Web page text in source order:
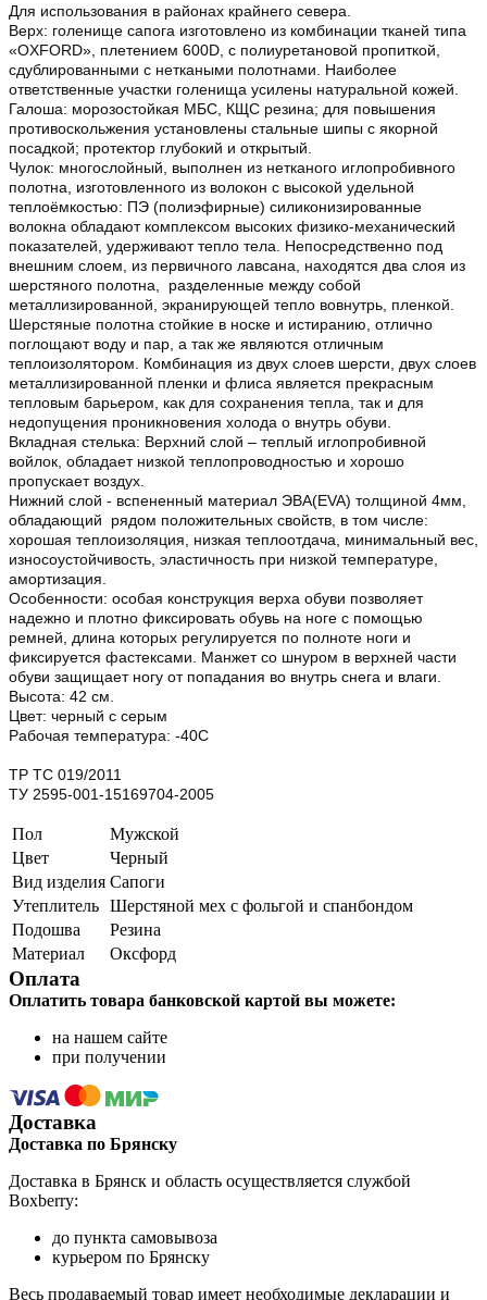
Для использования в районах крайнего севера.
Верх: голенище сапога изготовлено из комбинации тканей типа
«OXFORD», плетением 600D, с полиуретановой пропиткой,
сдублированными с неткаными полотнами. Наиболее
ответственные участки голенища усилены натуральной кожей.
Галоша: морозостойкая МБС, КЩС резина; для повышения
противоскольжения установлены стальные шипы с якорной
посадкой; протектор глубокий и открытый.
Чулок: многослойный, выполнен из нетканого иглопробивного
полотна, изготовленного из волокон с высокой удельной
теплоёмкостью: ПЭ (полиэфирные) силиконизированные
волокна обладают комплексом высоких физико-механический
показателей, удерживают тепло тела. Непосредственно под
внешним слоем, из первичного лавсана, находятся два слоя из
шерстяного полотна, разделенные между собой
металлизированной, экранирующей тепло вовнутрь, пленкой.
Шерстяные полотна стойкие в носке и истиранию, отлично
поглощают воду и пар, а так же являются отличным
теплоизолятором. Комбинация из двух слоев шерсти, двух слоев
металлизированной пленки и флиса является прекрасным
тепловым барьером, как для сохранения тепла, так и для
недопущения проникновения холода о внутрь обуви.
Вкладная стелька: Верхний слой – теплый иглопробивной
войлок, обладает низкой теплопроводностью и хорошо
пропускает воздух.
Нижний слой - вспененный материал ЭВА(EVA) толщиной 4мм,
обладающий рядом положительных свойств, в том числе:
хорошая теплоизоляция, низкая теплоотдача, минимальный вес,
износоустойчивость, эластичность при низкой температуре,
амортизация.
Особенности: особая конструкция верха обуви позволяет
надежно и плотно фиксировать обувь на ноге с помощью
ремней, длина которых регулируется по полноте ноги и
фиксируется фастексами. Манжет со шнуром в верхней части
обуви защищает ногу от попадания во внутрь снега и влаги.
Высота: 42 см.
Цвет: черный с серым
Рабочая температура: -40С
ТР ТС 019/2011
ТУ 2595-001-15169704-2005
Пол
Мужской
Цвет
Черный
Вид изделия Сапоги
Утеплитель Шерстяной мех с фольгой и спанбондом
Подошва
Резина
Материал
Оксфорд
Оплата
Оплатить товара банковской картой вы можете:
на нашем сайте
при получении
Доставка
Доставка по Брянску
Доставка в Брянск и область осуществляется службой
Boxberry:
до пункта самовывоза
курьером по Брянску
Весь продаваемый товар имеет необходимые декларации и